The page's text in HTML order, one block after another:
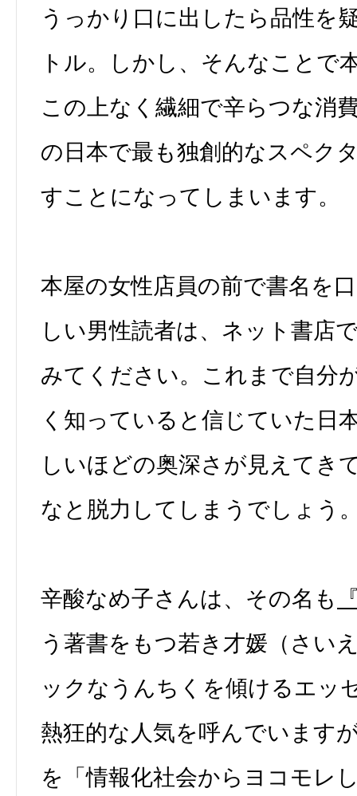
うっかり口に出したら品性を
トル。しかし、そんなことで
この上なく繊細で辛らつな消
の日本で最も独創的なスペク
すことになってしまいます。
本屋の女性店員の前で書名を
しい男性読者は、ネット書店
みてください。これまで自分
く知っていると信じていた日
しいほどの奥深さが見えてき
なと脱力してしまうでしょう
辛酸なめ子さんは、その名も
う著書をもつ若き才媛（さい
ックなうんちくを傾けるエッ
熱狂的な人気を呼んでいます
を「情報化社会からヨコモレ